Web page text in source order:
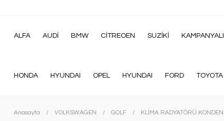
ALFA AUDİ BMW CİTREOEN SUZİKİ
HONDA HYUNDAI OPEL HYUNDAI FORD TOYOTA
Anasayfa VOLKSWAGEN GOLF KLİMA RADYATÖRÜ